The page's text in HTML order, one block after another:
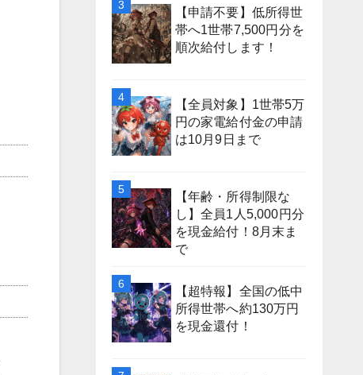
【申請不要】低所得世
帯へ1世帯7,500円分を
順次給付します！
【全員対象】1世帯5万
円の家電給付金の申請
は10月9日まで
【年齢・所得制限な
し】全員1人5,000円分
を現金給付！8月末ま
で
【超特報】全国の低中
所得世帯へ約130万円
を現金還付！